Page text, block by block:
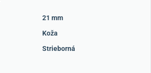
21 mm
Koža
Strieborná